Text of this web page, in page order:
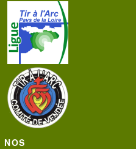
NOS